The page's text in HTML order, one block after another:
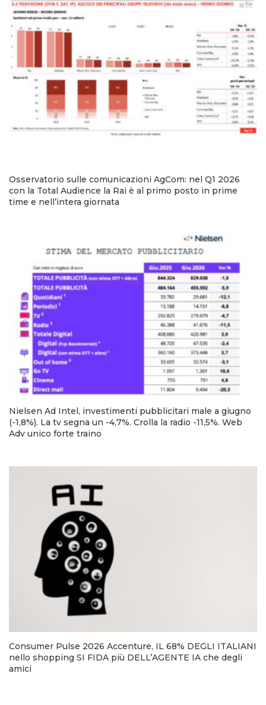
Osservatorio sulle comunicazioni AgCom: nel Q1 2026
con la Total Audience la Rai è al primo posto in prime
time e nell’intera giornata
Nielsen Ad Intel, investimenti pubblicitari male a giugno
(-1,8%). La tv segna un -4,7%. Crolla la radio -11,5%. Web
Adv unico forte traino
Consumer Pulse 2026 Accenture, IL 68% DEGLI ITALIANI
nello shopping SI FIDA più DELL’AGENTE IA che degli
amici